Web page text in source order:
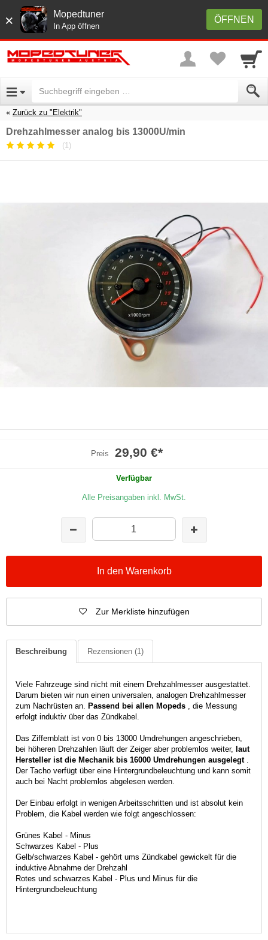
× ÖFFNEN
Mopedtuner
In App öffnen
Zurück zu "Elektrik"
Drehzahlmesser analog bis 13000U/min
(1)
Preis 29,90 €*
Verfügbar
Alle Preisangaben inkl. MwSt.
In den Warenkorb
Zur Merkliste hinzufügen
Beschreibung Rezensionen (1)
Viele Fahrzeuge sind nicht mit einem Drehzahlmesser ausgestattet.
Darum bieten wir nun einen universalen, analogen Drehzahlmesser
zum Nachrüsten an. Passend bei allen Mopeds , die Messung
erfolgt induktiv über das Zündkabel.
Das Ziffernblatt ist von 0 bis 13000 Umdrehungen angeschrieben,
bei höheren Drehzahlen läuft der Zeiger aber problemlos weiter, laut
Hersteller ist die Mechanik bis 16000 Umdrehungen ausgelegt .
Der Tacho verfügt über eine Hintergrundbeleuchtung und kann somit
auch bei Nacht problemlos abgelesen werden.
Der Einbau erfolgt in wenigen Arbeitsschritten und ist absolut kein
Problem, die Kabel werden wie folgt angeschlossen:
Grünes Kabel - Minus
Schwarzes Kabel - Plus
Gelb/schwarzes Kabel - gehört ums Zündkabel gewickelt für die
induktive Abnahme der Drehzahl
Rotes und schwarzes Kabel - Plus und Minus für die
Hintergrundbeleuchtung